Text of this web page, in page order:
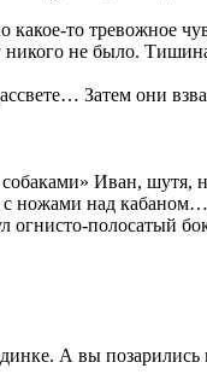
то тревожное
не было.
Затем они
Иван, шутя,
с ножами над кабаном…
полосатый
А вы позарились